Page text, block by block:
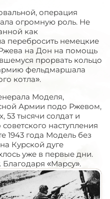
операция
огромную роль. Не
как
перебросить немецкие
на Дон на помощь
прорвать кольцо
фельдмаршала
котла».
Моделя,
Армии подо Ржевом,
53 тысячи солдат и
наступления
1943 года Модель без
Курской дуге
уже в первые дни.
Благодаря «Марсу».